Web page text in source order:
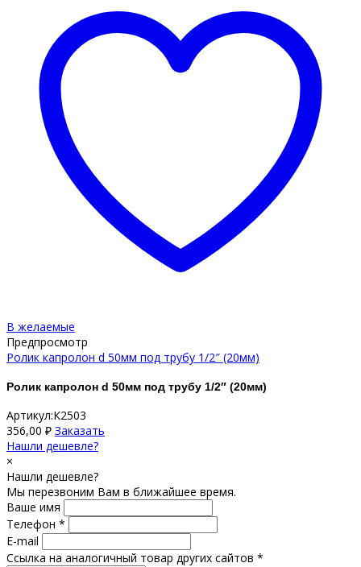
В желаемые
Предпросмотр
Ролик капролон d 50мм под трубу 1/2″ (20мм)
Ролик капролон d 50мм под трубу 1/2″ (20мм)
Артикул:К2503
356,00 ₽ Заказать
Нашли дешевле?
×
Нашли дешевле?
Мы перезвоним Вам в ближайшее время.
Ваше имя
Телефон *
E-mail
Ссылка на аналогичный товар других сайтов *